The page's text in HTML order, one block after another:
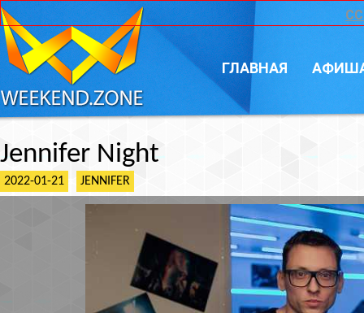
ГЛАВНАЯ
Jennifer Night
2022-01-21 JENNIFER